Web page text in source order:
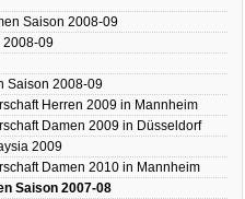
Saison 2008-09
2008-09
Saison 2008-09
Herren 2009 in Mannheim
Damen 2009 in Düsseldorf
2009
Damen 2010 in Mannheim
Saison 2007-08